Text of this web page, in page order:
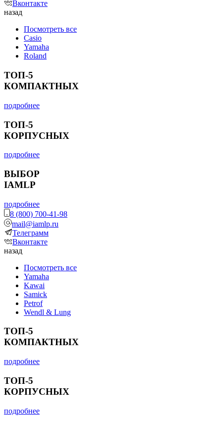
Вконтакте
назад
Посмотреть все
Casio
Yamaha
Roland
ТОП-5
КОМПАКТНЫХ
подробнее
ТОП-5
КОРПУСНЫХ
подробнее
ВЫБОР
IAMLP
подробнее
8 (800) 700-41-98
mail@iamlp.ru
Телеграмм
Вконтакте
назад
Посмотреть все
Yamaha
Kawai
Samick
Petrof
Wendl & Lung
ТОП-5
КОМПАКТНЫХ
подробнее
ТОП-5
КОРПУСНЫХ
подробнее